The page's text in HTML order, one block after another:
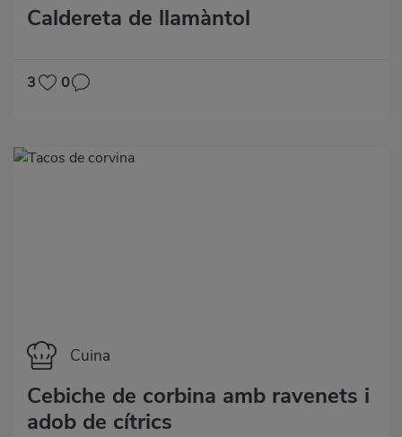
Caldereta de llamàntol
3 0
Categoría
Cuina
Cebiche de corbina amb ravenets i
adob de cítrics